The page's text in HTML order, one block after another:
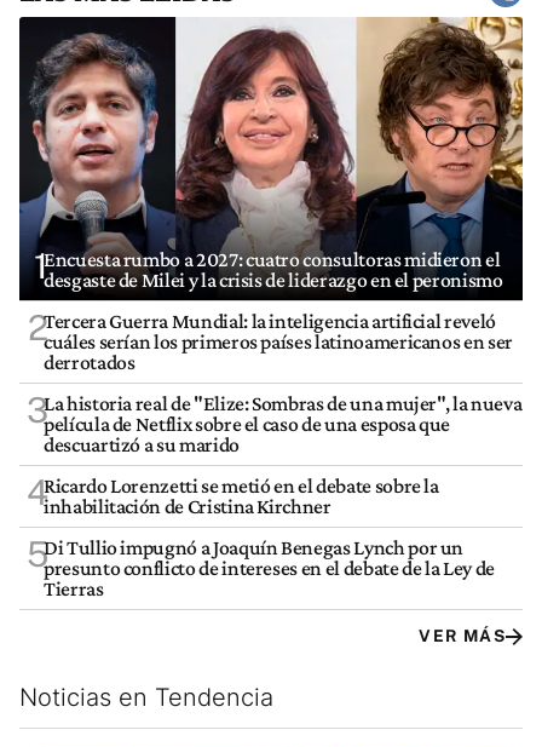
1Encuesta rumbo a 2027: cuatro consultoras midieron el
desgaste de Milei y la crisis de liderazgo en el peronismo
2Tercera Guerra Mundial: la inteligencia artificial reveló
cuáles serían los primeros países latinoamericanos en ser
derrotados
3La historia real de "Elize: Sombras de una mujer", la nueva
película de Netflix sobre el caso de una esposa que
descuartizó a su marido
4Ricardo Lorenzetti se metió en el debate sobre la
inhabilitación de Cristina Kirchner
5Di Tullio impugnó a Joaquín Benegas Lynch por un
presunto conflicto de intereses en el debate de la Ley de
Tierras
VER MÁS
Noticias en Tendencia
Este listado muestra los artículos con más comentarios en los